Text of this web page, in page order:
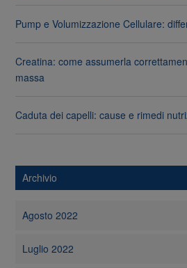
Pump e Volumizzazione Cellulare:
Creatina: come assumerla
massa
Caduta dei capelli: cause e rimedi
Archivio
Agosto 2022
Luglio 2022